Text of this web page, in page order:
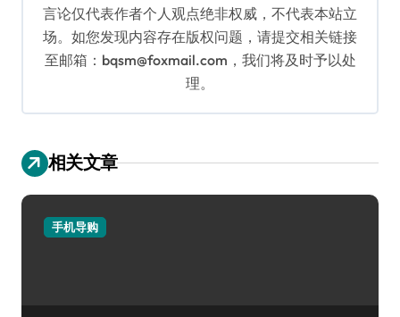
言论仅代表作者个人观点绝非权威，不代表本站立
场。如您发现内容存在版权问题，请提交相关链接
至邮箱：bqsm@foxmail.com，我们将及时予以处
理。
相关文章
手机导购